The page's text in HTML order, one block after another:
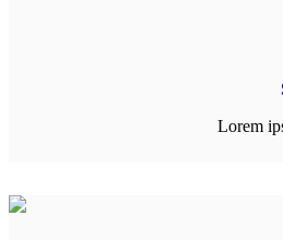
Lorem